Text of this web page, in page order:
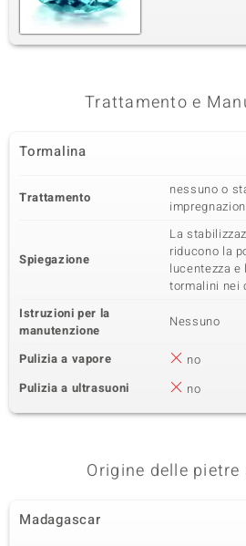
Trattamento e
Tormalina
Trattamento
nessuno o
Spiegazione
La
riducono la
lucentezza
tormalini nei
Istruzioni per la
manutenzione
Nessuno
Pulizia a vapore
no
Pulizia a ultrasuoni
no
Origine delle
Madagascar